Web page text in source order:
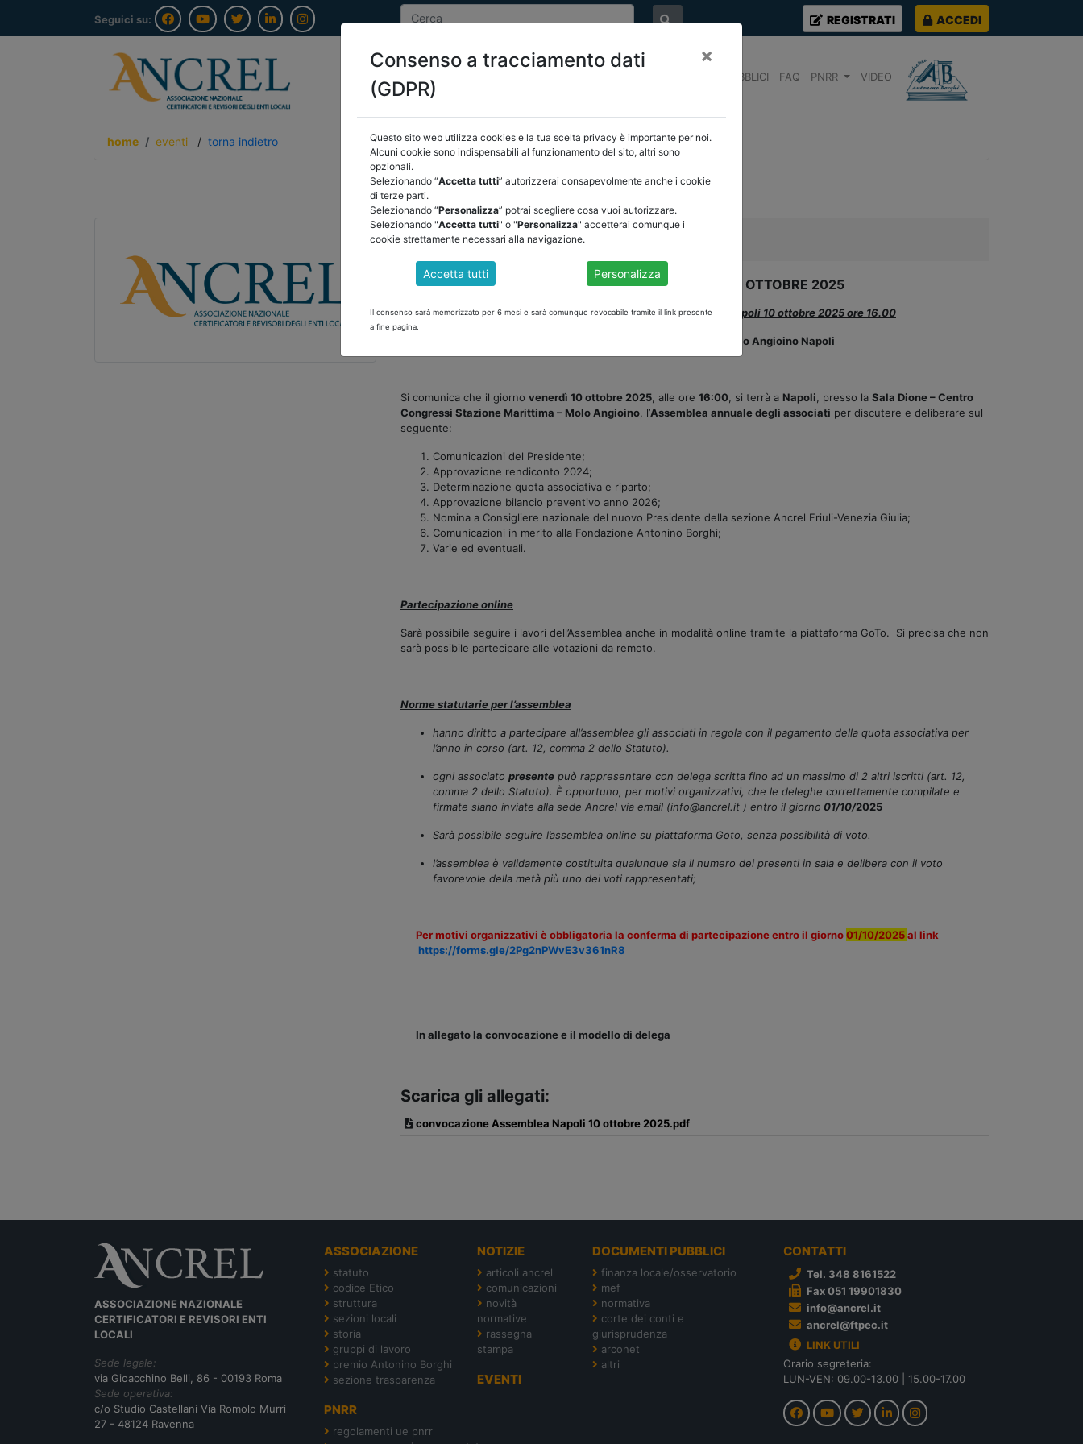
Seguici su: REGISTRATI ACCEDI
DOCUMENTI PUBBLICI FAQ PNRR VIDEO
home eventi / torna indietro
EVENTI
Data evento:10-10-2025
Luogo:NAPOLI 10 OTTOBRE 2025
CONVOCAZIONE ASSEMBLEA NAZIONALE NAPOLI 10 OTTOBRE 2025
ASSEMBLEA NAZIONALE ASSOCIATI ANCREL Napoli 10 ottobre 2025 ore 16.00
c/o Sala Dione Centro Congressi Stazione Marittima – Molo Angioino Napoli
Si comunica che il giorno venerdì 10 ottobre 2025 , alle ore 16:00 , si terrà a Napoli , presso la Sala Dione – Centro
Congressi Stazione Marittima – Molo Angioino , l’Assemblea annuale degli associati per discutere e deliberare sul
seguente:
Comunicazioni del Presidente;
Approvazione rendiconto 2024;
Determinazione quota associativa e riparto;
Approvazione bilancio preventivo anno 2026;
Nomina a Consigliere nazionale del nuovo Presidente della sezione Ancrel Friuli-Venezia Giulia;
Comunicazioni in merito alla Fondazione Antonino Borghi;
Varie ed eventuali.
Partecipazione online
Sarà possibile seguire i lavori dell’Assemblea anche in modalità online tramite la piattaforma GoTo. Si precisa che non
sarà possibile partecipare alle votazioni da remoto.
Norme statutarie per l’assemblea
hanno diritto a partecipare all’assemblea gli associati in regola con il pagamento della quota associativa per
l’anno in corso (art. 12, comma 2 dello Statuto).
ogni associato presente può rappresentare con delega scritta fino ad un massimo di 2 altri iscritti (art. 12,
comma 2 dello Statuto). È opportuno, per motivi organizzativi, che le deleghe correttamente compilate e
firmate siano inviate alla sede Ancrel via email (info@ancrel.it ) entro il giorno 01/10/2025
Sarà possibile seguire l’assemblea online su piattaforma Goto, senza possibilità di voto.
l’assemblea è validamente costituita qualunque sia il numero dei presenti in sala e delibera con il voto
favorevole della metà più uno dei voti rappresentati;
Per motivi organizzativi è obbligatoria la conferma di partecipazioneentro il giorno01/10/2025al link
https://forms.gle/2Pg2nPWvE3v361nR8
In allegato la convocazione e il modello di delega
Scarica gli allegati:
convocazione Assemblea Napoli 10 ottobre 2025.pdf
ASSOCIAZIONE NAZIONALE
CERTIFICATORI E REVISORI ENTI
LOCALI
Sede legale:
via Gioacchino Belli, 86 - 00193 Roma
Sede operativa:
c/o Studio Castellani Via Romolo Murri
27 - 48124 Ravenna
ASSOCIAZIONE
statuto
codice Etico
struttura
sezioni locali
storia
gruppi di lavoro
premio Antonino Borghi
sezione trasparenza
NOTIZIE
articoli ancrel
comunicazioni
novità
normative
rassegna
stampa
EVENTI
DOCUMENTI PUBBLICI
finanza locale/osservatorio
mef
normativa
corte dei conti e
giurisprudenza
arconet
altri
PNRR
regolamenti ue pnrr
CONTATTI
Tel. 348 8161522
Fax 051 19901830
info@ancrel.it
ancrel@ftpec.it
LINK UTILI
Orario segreteria:
LUN-VEN: 09.00-13.00 | 15.00-17.00
Consenso a tracciamento dati
(GDPR)
×
Questo sito web utilizza cookies e la tua scelta privacy è importante per noi.
Alcuni cookie sono indispensabili al funzionamento del sito, altri sono
opzionali.
Selezionando “Accetta tutti” autorizzerai consapevolmente anche i cookie
di terze parti.
Selezionando “Personalizza” potrai scegliere cosa vuoi autorizzare.
Selezionando "Accetta tutti" o "Personalizza" accetterai comunque i
cookie strettamente necessari alla navigazione.
Accetta tutti Personalizza
Il consenso sarà memorizzato per 6 mesi e sarà comunque revocabile tramite il link presente
a fine pagina.